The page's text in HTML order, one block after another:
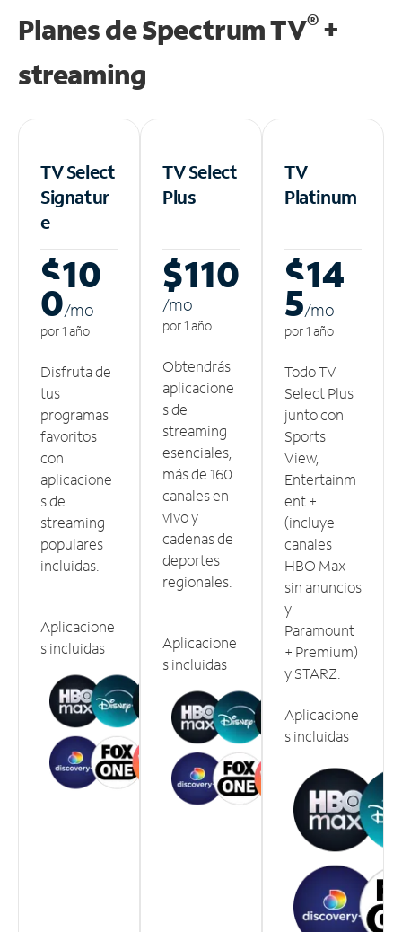
Planes de Spectrum TV®+
streaming
TV Select
Signatur
e
$10
0/mo
por 1 año
Disfruta de
tus
programas
favoritos
con
aplicacione
s de
streaming
populares
incluidas.
Aplicacione
s incluidas
TV Select
Plus
$110
/mo
por 1 año
Obtendrás
aplicacione
s de
streaming
esenciales,
más de 160
canales en
vivo y
cadenas de
deportes
regionales.
Aplicacione
s incluidas
TV
Platinum
$14
5/mo
por 1 año
Todo TV
Select Plus
junto con
Sports
View,
Entertainm
ent +
(incluye
canales
HBO Max
sin anuncios
y
Paramount
+ Premium)
y STARZ.
Aplicacione
s incluidas